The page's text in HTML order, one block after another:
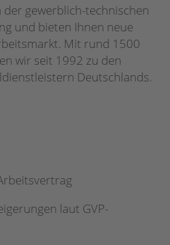
gewerblich-technischen
und bieten Ihnen neue
Mit rund 1500
wir seit 1992 zu den
Deutschlands.
laut GVP-